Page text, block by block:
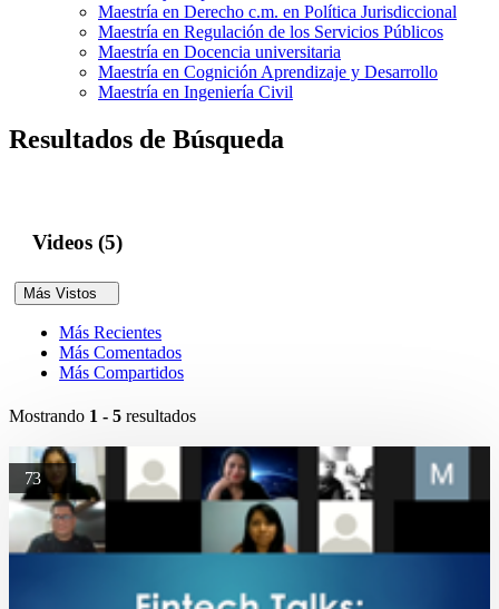
Maestría en Derecho c.m. en Política Jurisdiccional
Maestría en Regulación de los Servicios Públicos
Maestría en Docencia universitaria
Maestría en Cognición Aprendizaje y Desarrollo
Maestría en Ingeniería Civil
Resultados de Búsqueda
Videos (5)
Más Vistos
Más Recientes
Más Comentados
Más Compartidos
Mostrando 1 - 5 resultados
73